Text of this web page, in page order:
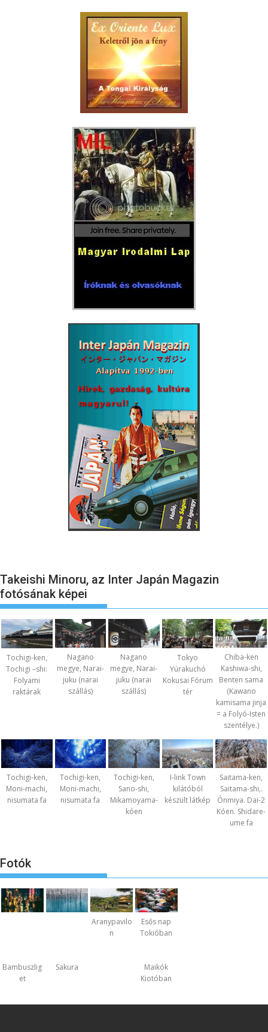
Takeishi Minoru, az Inter Japán Magazin
fotósának képei
Tochigi-ken,
Tochigi –shi:
Folyami
raktárak
Nagano
megye, Narai-
juku (narai
szállás)
Nagano
megye, Narai-
juku (narai
szállás)
Tokyo
Yúrakuchó
Kokusai Fórum
tér
Chiba-ken
Kashiwa-shi,
Benten sama
(Kawano
kamisama jinja
= a Folyó-Isten
szentélye.)
Tochigi-ken,
Moni-machi,
nisumata fa
Tochigi-ken,
Moni-machi,
nisumata fa
Tochigi-ken,
Sano-shi,
Mikamoyama-
kóen
I-link Town
kilátóból
készült látkép
Saitama-ken,
Saitama-shi,.
Ónmiya. Dai-2
Kóen. Shidare-
ume fa
Fotók
Aranypavilo
n
Esős nap
Tokióban
Bambuszlig
et
Sakura
Maikók
Kiotóban